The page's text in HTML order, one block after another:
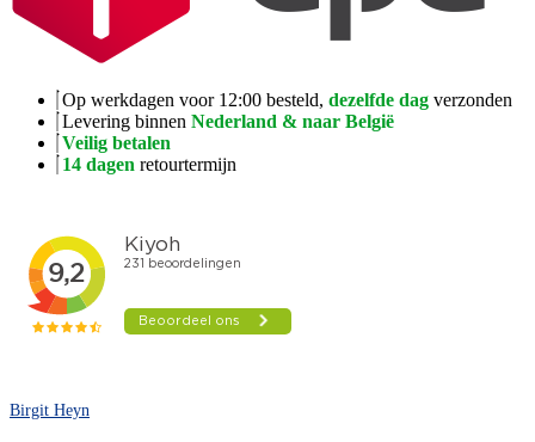
Op werkdagen voor 12:00 besteld, dezelfde dag verzonden
Levering binnen Nederland & naar België
Veilig betalen
14 dagen retourtermijn
Birgit Heyn